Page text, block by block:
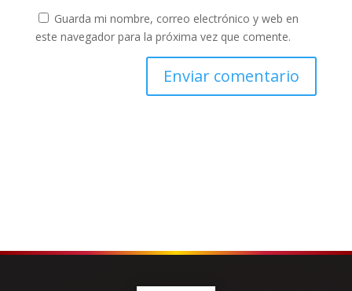
Guarda mi nombre, correo electrónico y web en
este navegador para la próxima vez que comente.